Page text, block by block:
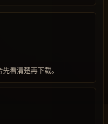
看清楚再下载。